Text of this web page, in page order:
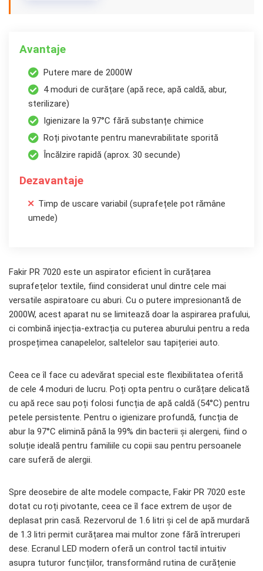
Avantaje
Putere mare de 2000W
4 moduri de curățare (apă rece, apă caldă, abur,
sterilizare)
Igienizare la 97°C fără substanțe chimice
Roți pivotante pentru manevrabilitate sporită
Încălzire rapidă (aprox. 30 secunde)
Dezavantaje
Timp de uscare variabil (suprafețele pot rămâne
umede)
Fakir PR 7020 este un aspirator eficient în curățarea
suprafețelor textile, fiind considerat unul dintre cele mai
versatile aspiratoare cu aburi. Cu o putere impresionantă de
2000W, acest aparat nu se limitează doar la aspirarea prafului,
ci combină injecția-extracția cu puterea aburului pentru a reda
prospețimea canapelelor, saltelelor sau tapițeriei auto.
Ceea ce îl face cu adevărat special este flexibilitatea oferită
de cele 4 moduri de lucru. Poți opta pentru o curățare delicată
cu apă rece sau poți folosi funcția de apă caldă (54°C) pentru
petele persistente. Pentru o igienizare profundă, funcția de
abur la 97°C elimină până la 99% din bacterii și alergeni, fiind o
soluție ideală pentru familiile cu copii sau pentru persoanele
care suferă de alergii.
Spre deosebire de alte modele compacte, Fakir PR 7020 este
dotat cu roți pivotante, ceea ce îl face extrem de ușor de
deplasat prin casă. Rezervorul de 1.6 litri și cel de apă murdară
de 1.3 litri permit curățarea mai multor zone fără întreruperi
dese. Ecranul LED modern oferă un control tactil intuitiv
asupra tuturor funcțiilor, transformând rutina de curățenie